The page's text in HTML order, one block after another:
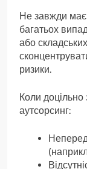
Не завжди має
багатьох
або
ризики.
Коли доцільно
аутсорсинг: